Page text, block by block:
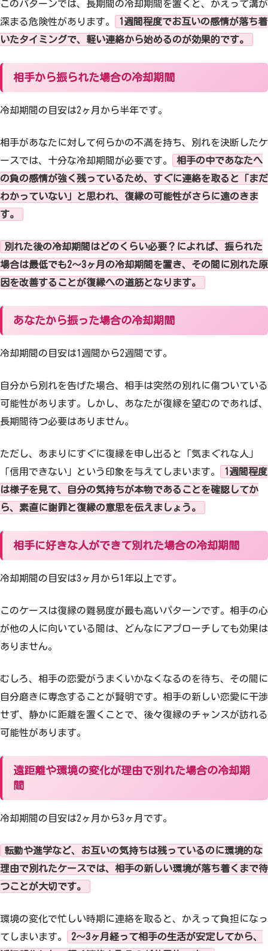
このパターンでは、長期間の冷却期間を置くと、かえって溝が
深まる危険性があります。
1週間程度でお互いの感情が落ち着
いたタイミングで、軽い連絡から始めるのが効果的です。
相手から振られた場合の冷却期間
冷却期間の目安は2ヶ月から半年です。
相手があなたに対して何らかの不満を持ち、別れを決断したケ
ースでは、十分な冷却期間が必要です。
相手の中であなたへ
の負の感情が強く残っているため、すぐに連絡を取ると「まだ
わかっていない」と思われ、復縁の可能性がさらに遠のきま
す。
別れた後の冷却期間はどのくらい必要？によれば、振られた
場合は最低でも2〜3ヶ月の冷却期間を置き、その間に別れた原
因を改善することが復縁への道筋となります。
あなたから振った場合の冷却期間
冷却期間の目安は1週間から2週間です。
自分から別れを告げた場合、相手は突然の別れに傷ついている
可能性があります。しかし、あなたが復縁を望むのであれば、
長期間待つ必要はありません。
ただし、あまりにすぐに復縁を申し出ると「気まぐれな人」
「信用できない」という印象を与えてしまいます。
1週間程度
は様子を見て、自分の気持ちが本物であることを確認してか
ら、素直に謝罪と復縁の意思を伝えましょう。
相手に好きな人ができて別れた場合の冷却期間
冷却期間の目安は3ヶ月から1年以上です。
このケースは復縁の難易度が最も高いパターンです。相手の心
が他の人に向いている間は、どんなにアプローチしても効果は
ありません。
むしろ、相手の恋愛がうまくいかなくなるのを待ち、その間に
自分磨きに専念することが賢明です。相手の新しい恋愛に干渉
せず、静かに距離を置くことで、後々復縁のチャンスが訪れる
可能性があります。
遠距離や環境の変化が理由で別れた場合の冷却期
間
冷却期間の目安は2ヶ月から3ヶ月です。
転勤や進学など、お互いの気持ちは残っているのに環境的な
理由で別れたケースでは、相手の新しい環境が落ち着くまで待
つことが大切です。
環境の変化で忙しい時期に連絡を取ると、かえって負担になっ
てしまいます。
2〜3ヶ月経って相手の生活が安定してから、